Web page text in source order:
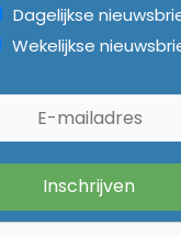
Dagelijkse
Wekelijkse